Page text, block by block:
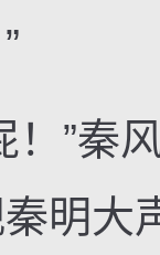
秦风
明大